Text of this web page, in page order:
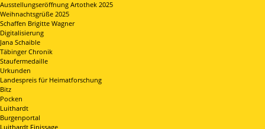
Ausstellungseröffnung Artothek 2025
Weihnachtsgrüße 2025
Schaffen Brigitte Wagner
Digitalisierung
Jana Schaible
Täbinger Chronik
Staufermedaille
Urkunden
Landespreis für Heimatforschung
Bitz
Pocken
Luithardt
Burgenportal
Luithardt Finissage